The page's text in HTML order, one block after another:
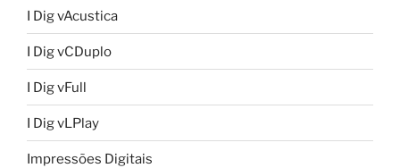
I Dig vAcustica
I Dig vCDuplo
I Dig vFull
I Dig vLPlay
Impressões Digitais